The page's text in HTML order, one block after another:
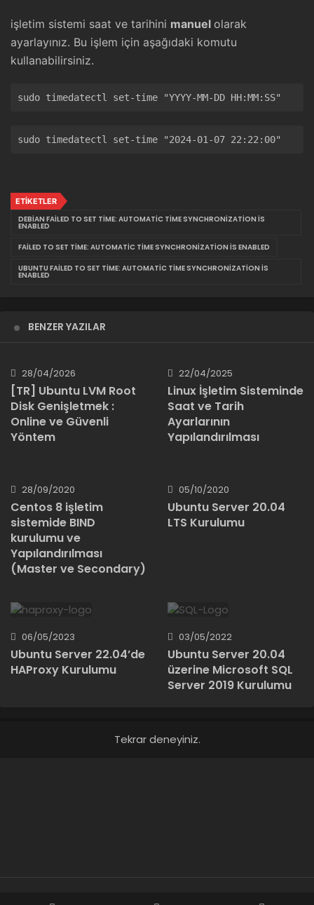
işletim sistemi saat ve tarihini manuel olarak
ayarlayınız. Bu işlem için aşağıdaki komutu
kullanabilirsiniz.
ETIKETLER
DEBIAN FAILED TO SET TIME: AUTOMATIC TIME SYNCHRONIZATION IS
ENABLED
FAILED TO SET TIME: AUTOMATIC TIME SYNCHRONIZATION IS ENABLED
UBUNTU FAILED TO SET TIME: AUTOMATIC TIME SYNCHRONIZATION IS
ENABLED
BENZER YAZILAR
28/04/2026
[TR] Ubuntu LVM Root
Disk Genişletmek :
Online ve Güvenli
Yöntem
22/04/2025
Linux İşletim Sisteminde
Saat ve Tarih
Ayarlarının
Yapılandırılması
28/09/2020
Centos 8 işletim
sistemide BIND
kurulumu ve
Yapılandırılması
(Master ve Secondary)
05/10/2020
Ubuntu Server 20.04
LTS Kurulumu
06/05/2023
Ubuntu Server 22.04’de
HAProxy Kurulumu
03/05/2022
Ubuntu Server 20.04
üzerine Microsoft SQL
Server 2019 Kurulumu
Tekrar deneyiniz.